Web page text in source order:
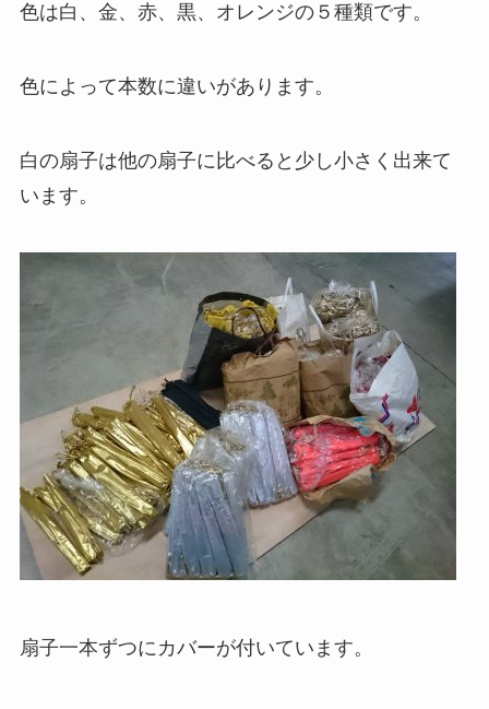
色は白、金、赤、黒、オレンジの５種類です。
色によって本数に違いがあります。
白の扇子は他の扇子に比べると少し小さく出来て
います。
扇子一本ずつにカバーが付いています。